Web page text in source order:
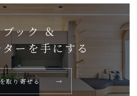
ック ＆
ーを手にする
取り寄せる →